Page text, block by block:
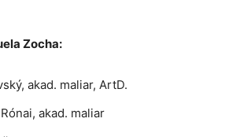
Zocha:
akad. maliar, ArtD.
akad. maliar